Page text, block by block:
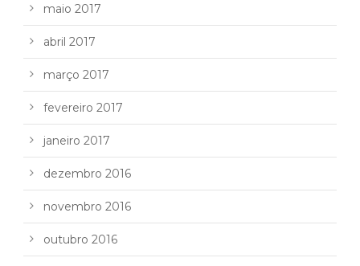
maio 2017
abril 2017
março 2017
fevereiro 2017
janeiro 2017
dezembro 2016
novembro 2016
outubro 2016